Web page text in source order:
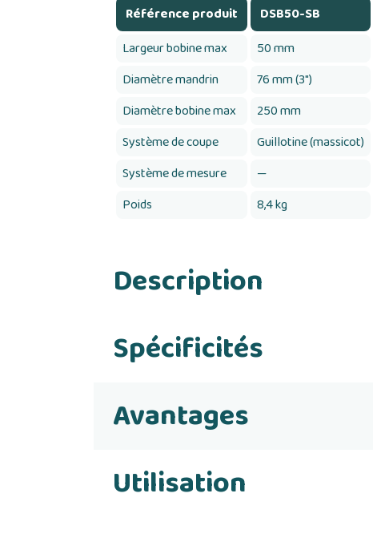
Référence produit DSB50-SB
Largeur bobine max
50 mm
Diamètre mandrin
76 mm (3")
Diamètre bobine max
250 mm
Système de coupe
Guillotine (massicot)
Système de mesure
—
Poids
8,4 kg
Description
Spécificités
Avantages
Utilisation